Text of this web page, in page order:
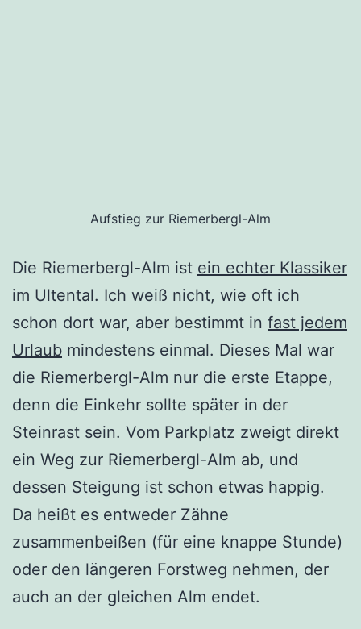
Aufstieg zur Riemerbergl-Alm
Die Riemerbergl-Alm ist ein echter Klassiker
im Ultental. Ich weiß nicht, wie oft ich
schon dort war, aber bestimmt in fast jedem
Urlaub mindestens einmal. Dieses Mal war
die Riemerbergl-Alm nur die erste Etappe,
denn die Einkehr sollte später in der
Steinrast sein. Vom Parkplatz zweigt direkt
ein Weg zur Riemerbergl-Alm ab, und
dessen Steigung ist schon etwas happig.
Da heißt es entweder Zähne
zusammenbeißen (für eine knappe Stunde)
oder den längeren Forstweg nehmen, der
auch an der gleichen Alm endet.